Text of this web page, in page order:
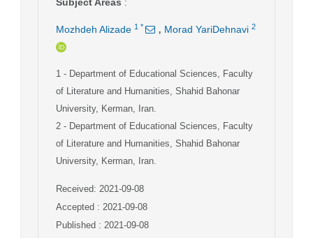
Mozhdeh Alizade 1 * , Morad YariDehnavi 2
1 - Department of Educational Sciences, Faculty
of Literature and Humanities, Shahid Bahonar
University, Kerman, Iran.
2 - Department of Educational Sciences, Faculty
of Literature and Humanities, Shahid Bahonar
University, Kerman, Iran.
Received: 2021-09-08
Accepted : 2021-09-08
Published : 2021-09-08